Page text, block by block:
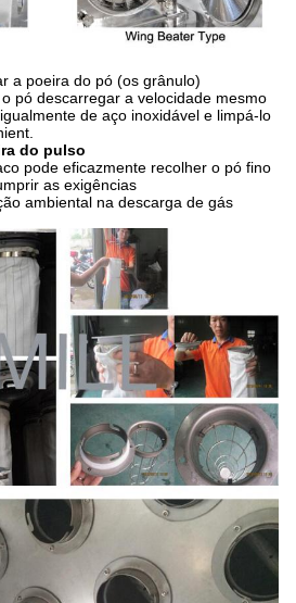
a poeira do pó (os grânulo)
pó descarregar a velocidade mesmo
de aço inoxidável e limpá-lo
do pulso
pode eficazmente recolher o pó fino
as exigências
ambiental na descarga de gás